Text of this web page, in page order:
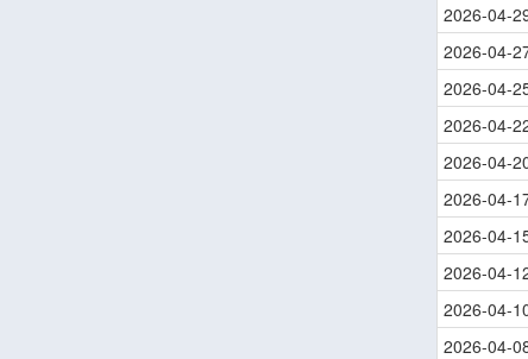
2026-04-
2026-04-
2026-04-
2026-04-
2026-04-
2026-04-
2026-04-
2026-04-
2026-04-
2026-04-